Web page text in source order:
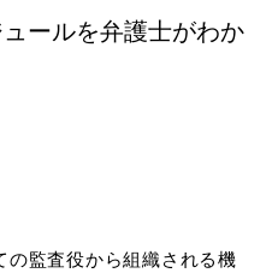
ールを弁護士がわか
の監査役から組織される機